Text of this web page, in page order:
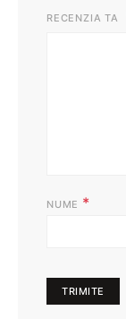
RECENZIA TA
NUME *